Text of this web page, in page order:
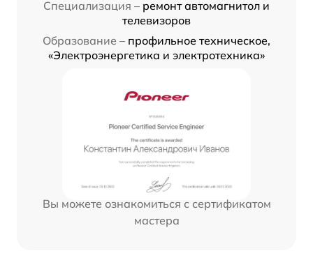
Специализация – ремонт автомагнитол и
телевизоров
Образование – профильное техническое,
«Электроэнергетика и электротехника»
Вы можете ознакомиться с сертификатом
мастера